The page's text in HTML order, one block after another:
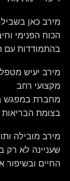
מירב כאן
הכוח הפנימי
בהתמודדות עם
מקצועי רחב
מחברת במפגש
בצומת הבריאות
מירב מובילה
שעניינה לא רק
החיים ובשיפור